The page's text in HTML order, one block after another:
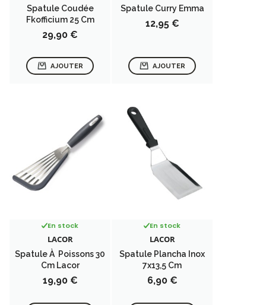
Spatule Coudée
Fkofficium 25 Cm
Prix
29,90 €
AJOUTER
Spatule Curry Emma
Prix
12,95 €
AJOUTER
En stock
LACOR
Spatule À Poissons 30
Cm Lacor
Prix
19,90 €
En stock
LACOR
Spatule Plancha Inox
7x13,5 Cm
Prix
6,90 €